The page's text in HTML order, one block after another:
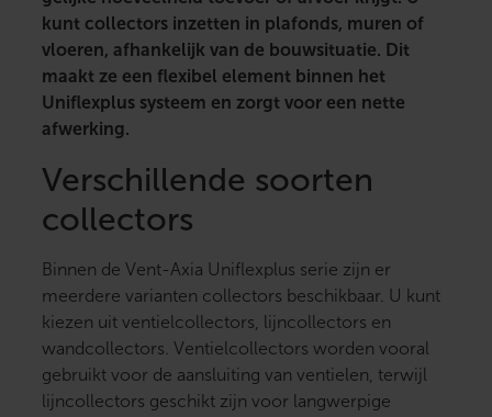
kunt collectors inzetten in plafonds, muren of
vloeren, afhankelijk van de bouwsituatie. Dit
maakt ze een flexibel element binnen het
Uniflexplus systeem en zorgt voor een nette
afwerking.
Verschillende soorten
collectors
Binnen de Vent-Axia Uniflexplus serie zijn er
meerdere varianten collectors beschikbaar. U kunt
kiezen uit ventielcollectors, lijncollectors en
wandcollectors. Ventielcollectors worden vooral
gebruikt voor de aansluiting van ventielen, terwijl
lijncollectors geschikt zijn voor langwerpige